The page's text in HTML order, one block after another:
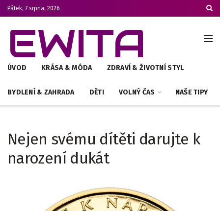
Pátek, 7 srpna, 2026
EWITA
ÚVOD KRÁSA & MÓDA ZDRAVÍ & ŽIVOTNÍ STYL
BYDLENÍ & ZAHRADA DĚTI VOLNÝ ČAS NAŠE TIPY
Nejen svému dítěti darujte k
narození dukát